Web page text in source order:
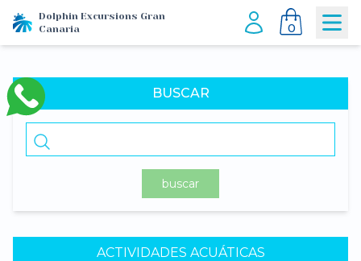
Dolphin Excursions Gran
Canaria
0
BUSCAR
buscar
ACTIVIDADES ACUÁTICAS